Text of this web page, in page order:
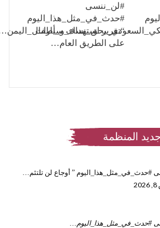
#لن_ننسى
#حدث_في_مثل_هذا_اليوم
“تقرير استهداف سيارات
على الطريق العام…
جديد المنظمة
#حدث_في_مثل_هذا_اليوم ” أوجاع لن تلتئم…
#حدث_في_مثل_هذا_اليوم…